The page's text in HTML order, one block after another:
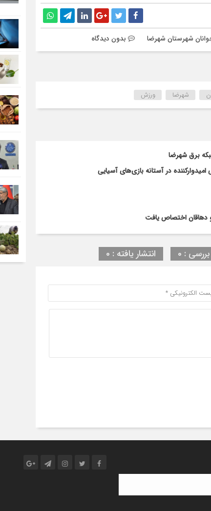
شهرستان شهرضا بدون دیدگاه
شهرضا ورزش
برق شهرضا
در آستانه بازی‌های آسیایی
: 0 انتشار یافته : 0